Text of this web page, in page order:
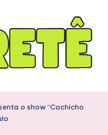
o show “Cochicho